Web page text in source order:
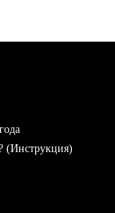
(Инструкция)